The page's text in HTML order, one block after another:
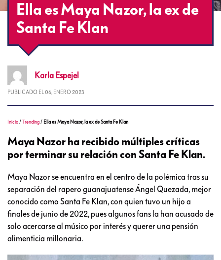
Ella es Maya Nazor, la ex de
Santa Fe Klan
Karla Espejel
PUBLICADO EL 06, ENERO 2023
Inicio /Trending / Ella es Maya Nazor, la ex de Santa Fe Klan
Maya Nazor ha recibido múltiples críticas
por terminar su relación con Santa Fe Klan.
Maya Nazor se encuentra en el centro de la polémica tras su
separación del rapero guanajuatense Ángel Quezada, mejor
conocido como Santa Fe Klan, con quien tuvo un hijo a
finales de junio de 2022, pues algunos fans la han acusado de
solo acercarse al músico por interés y querer una pensión
alimenticia millonaria.